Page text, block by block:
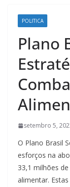
POLITICA
Plano
setembro 5,
O Plano Brasil
esforços na
33,1 milhões
alimentar.